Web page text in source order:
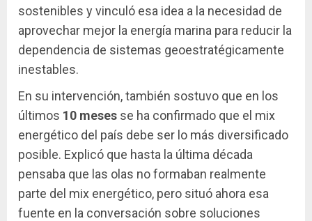
sostenibles y vinculó esa idea a la necesidad de
aprovechar mejor la energía marina para reducir la
dependencia de sistemas geoestratégicamente
inestables.
En su intervención, también sostuvo que en los
últimos 10 meses se ha confirmado que el mix
energético del país debe ser lo más diversificado
posible. Explicó que hasta la última década
pensaba que las olas no formaban realmente
parte del mix energético, pero situó ahora esa
fuente en la conversación sobre soluciones